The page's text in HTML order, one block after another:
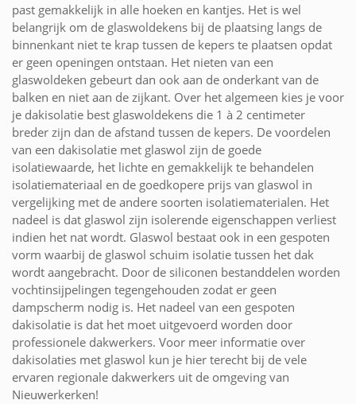
past gemakkelijk in alle hoeken en kantjes. Het is wel
belangrijk om de glaswoldekens bij de plaatsing langs de
binnenkant niet te krap tussen de kepers te plaatsen opdat
er geen openingen ontstaan. Het nieten van een
glaswoldeken gebeurt dan ook aan de onderkant van de
balken en niet aan de zijkant. Over het algemeen kies je voor
je dakisolatie best glaswoldekens die 1 à 2 centimeter
breder zijn dan de afstand tussen de kepers. De voordelen
van een dakisolatie met glaswol zijn de goede
isolatiewaarde, het lichte en gemakkelijk te behandelen
isolatiemateriaal en de goedkopere prijs van glaswol in
vergelijking met de andere soorten isolatiematerialen. Het
nadeel is dat glaswol zijn isolerende eigenschappen verliest
indien het nat wordt. Glaswol bestaat ook in een gespoten
vorm waarbij de glaswol schuim isolatie tussen het dak
wordt aangebracht. Door de siliconen bestanddelen worden
vochtinsijpelingen tegengehouden zodat er geen
dampscherm nodig is. Het nadeel van een gespoten
dakisolatie is dat het moet uitgevoerd worden door
professionele dakwerkers. Voor meer informatie over
dakisolaties met glaswol kun je hier terecht bij de vele
ervaren regionale dakwerkers uit de omgeving van
Nieuwerkerken!